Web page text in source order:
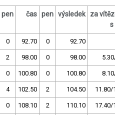
pen čas pen výsledek
za
s
0 92.70 0 92.70
2 98.00 0 98.00
0 100.80 0 100.80
4 102.50 2 104.50 11.80/
0 108.10 2 110.10 17.40/